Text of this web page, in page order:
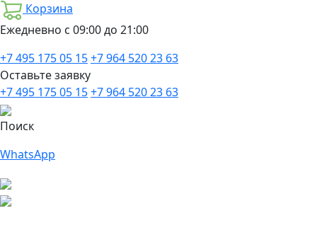
Корзина
Ежедневно с 09:00 до 21:00
+7 495 175 05 15+7 964 520 23 63
Оставьте заявку
+7 495 175 05 15+7 964 520 23 63
Поиск
WhatsApp